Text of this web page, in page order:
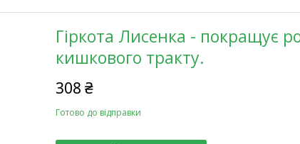
Гіркота Лисенка - покращує
кишкового тракту.
308 ₴
Готово до відправки